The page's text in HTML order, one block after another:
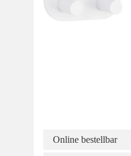
Online bestellbar